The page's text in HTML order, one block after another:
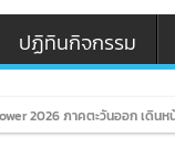
ปฏิทินกิจกรรม
2026 ภาคตะวันออก เดิน